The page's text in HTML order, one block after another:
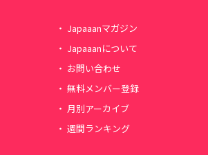
Japaaanマガジン
Japaaanについて
お問い合わせ
無料メンバー登録
月別アーカイブ
週間ランキング